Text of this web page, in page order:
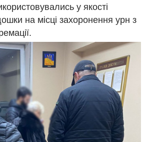
у якості
на місці захоронення урн з